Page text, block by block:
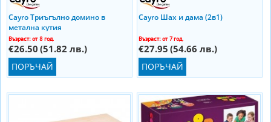
Cayro Триъгълно домино в
метална кутия
Възраст: от 8 год.
€26.50 (51.82 лв.)
ПОРЪЧАЙ
Cayro Шах и дама (2в1)
Възраст: от 7 год.
€27.95 (54.66 лв.)
ПОРЪЧАЙ